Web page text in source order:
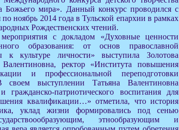
Божьего мира». Данный конкурс проводился с
по ноябрь 2014 года в Тульской епархии в рамках
Рождественских чтений.
с докладом «Духовные ценности
образования: от основ православной
к культуре личности» выступила Золотова
Валентиновна, ректор «Института повышения
и профессиональной переподготовки
своем выступлении Татьяна Валентиновна
гражданско-патриотического воспитания для
квалификации…» отметила, что история
уклад жизни формировались под сенью
этнообразующим и